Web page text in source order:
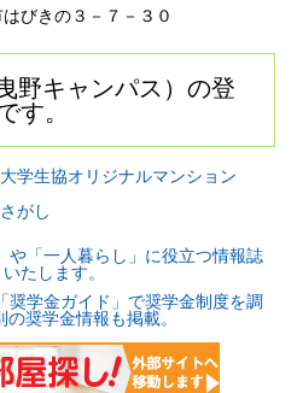
びきの３－７－３０
野キャンパス）の登
す。
学生協オリジナルマンション
がし
や「一人暮らし」に役立つ情報誌
たします。
奨学金ガイド」で奨学金制度を調
奨学金情報も掲載。